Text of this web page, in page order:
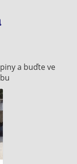
a buďte ve